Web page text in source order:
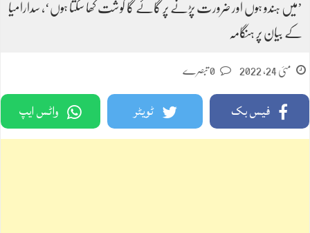
’میں ہندو ہوں اور ضرورت پڑنے پر گائے گا گوشت کھا سکتا ہوں‘، سدارامیا
کے بیان پر ہنگامہ
مئی 24, 2022
فیس بک ٹویٹر واٹس ایپ